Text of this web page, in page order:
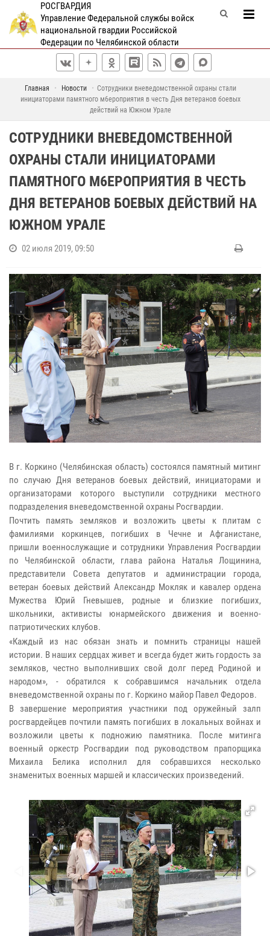
РОСГВАРДИЯ
Управление Федеральной службы войск
национальной гвардии Российской
Федерации по Челябинской области
Главная Новости
Сотрудники вневедомственной охраны стали
инициаторами памятного м6ероприятия в честь Дня ветеранов боевых
действий на Южном Урале
СОТРУДНИКИ ВНЕВЕДОМСТВЕННОЙ
ОХРАНЫ СТАЛИ ИНИЦИАТОРАМИ
ПАМЯТНОГО М6ЕРОПРИЯТИЯ В ЧЕСТЬ
ДНЯ ВЕТЕРАНОВ БОЕВЫХ ДЕЙСТВИЙ НА
ЮЖНОМ УРАЛЕ
02 июля 2019, 09:50
В г. Коркино (Челябинская область) состоялся памятный митинг
по случаю Дня ветеранов боевых действий, инициаторами и
организаторами которого выступили сотрудники местного
подразделения вневедомственной охраны Росгвардии.
Почтить память земляков и возложить цветы к плитам с
фамилиями коркинцев, погибших в Чечне и Афганистане,
пришли военнослужащие и сотрудники Управления Росгвардии
по Челябинской области, глава района Наталья Лощинина,
представители Совета депутатов и администрации города,
ветеран боевых действий Александр Мокляк и кавалер ордена
Мужества Юрий Гневышев, родные и близкие погибших,
школьники, активисты юнармейского движения и военно-
патриотических клубов.
«Каждый из нас обязан знать и помнить страницы нашей
истории. В наших сердцах живет и всегда будет жить гордость за
земляков, честно выполнивших свой долг перед Родиной и
народом», - обратился к собравшимся начальник отдела
вневедомственной охраны по г. Коркино майор Павел Федоров.
В завершение мероприятия участники под оружейный залп
росгвардейцев почтили память погибших в локальных войнах и
возложили цветы к подножию памятника. После митинга
военный оркестр Росгвардии под руководством прапорщика
Михаила Белика исполнил для собравшихся несколько
знаменитых военных маршей и классических произведений.